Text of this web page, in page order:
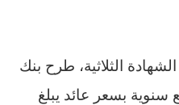
الثلاثية، طرح بنك
بسعر عائد يبلغ